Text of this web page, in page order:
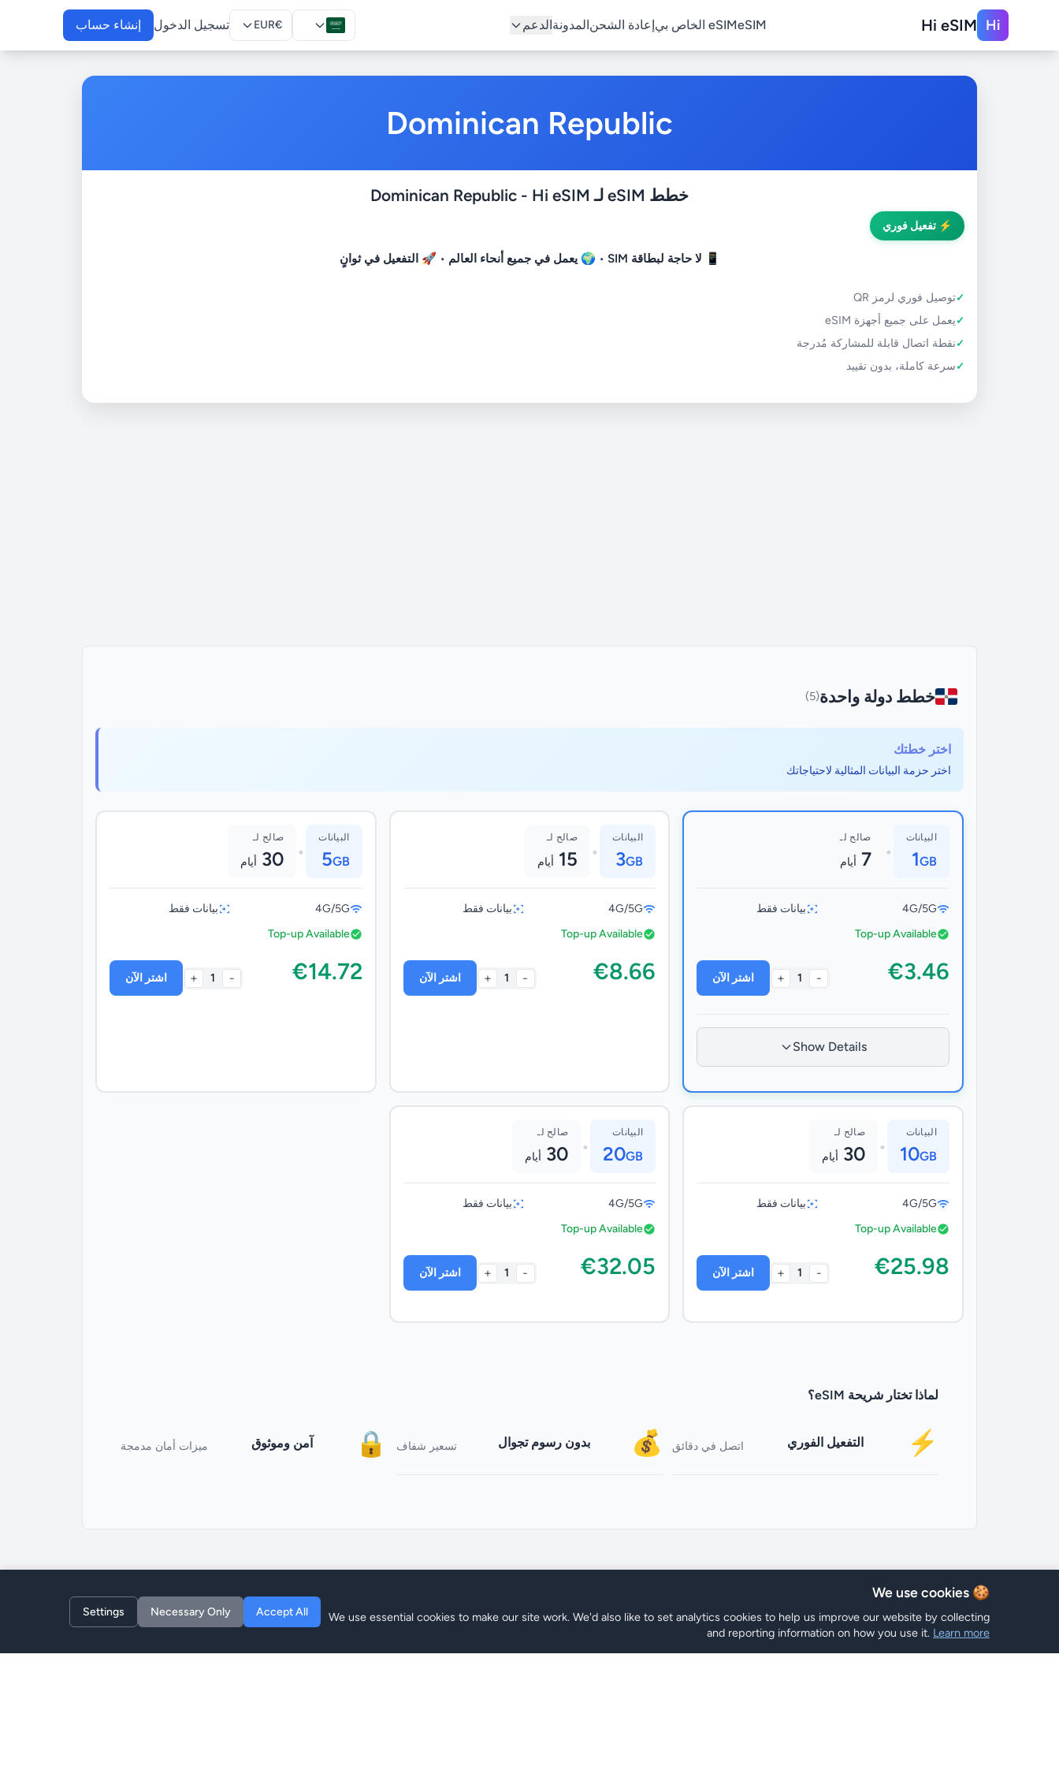
Hi
Hi eSIM
eSIMeSIM الخاص بي إعادة الشحنالمدونةالدعم €
EUR تسجيل الدخول إنشاء حساب
Dominican Republic
خطط eSIM لـ Dominican Republic - Hi eSIM
⚡ تفعيل فوري
📱 لا حاجة لبطاقة SIM • 🌍يعمل في جميع أنحاء العالم • 🚀 التفعيل في ثوانٍ
توصيل فوري لرمز QR
يعمل على جميع أجهزة eSIM
نقطة اتصال قابلة للمشاركة مُدرجة
سرعة كاملة، بدون تقييد
خطط دولة واحدة(5)
اختر خطتك
اختر حزمة البيانات المثالية لاحتياجاتك
البيانات
1GB
•
صالح لـ
7 أيام
4G/5G
بيانات فقط
Top-up Available
€3.46
-
1
+ اشتر الآن
Show Details
البيانات
3GB
•
صالح لـ
15 أيام
4G/5G
بيانات فقط
Top-up Available
€8.66
-
1
+ اشتر الآن
البيانات
5GB
•
صالح لـ
30 أيام
4G/5G
بيانات فقط
Top-up Available
€14.72
-
1
+ اشتر الآن
البيانات
10GB
•
صالح لـ
30 أيام
4G/5G
بيانات فقط
Top-up Available
€25.98
-
1
+ اشتر الآن
البيانات
20GB
•
صالح لـ
30 أيام
4G/5G
بيانات فقط
Top-up Available
€32.05
-
1
+ اشتر الآن
لماذا تختار شريحة eSIM؟
⚡ التفعيل الفوري اتصل في دقائق 💰 بدون رسوم تجوال تسعير شفاف 🔒 آمن وموثوق ميزات أمان مدمجة
🍪 We use cookies
We use essential cookies to make our site work. We'd also like to set analytics cookies to help us improve our website by collecting
and reporting information on how you use it. Learn more
Accept All
Necessary Only
Settings